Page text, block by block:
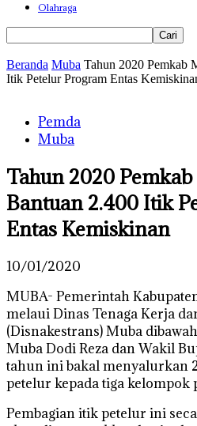
Olahraga
Beranda Muba Tahun 2020 Pemkab
Itik Petelur Program Entas
Pemda
Muba
Tahun 2020
Bantuan 2.400 Itik
Entas Kemiskinan
10/01/2020
MUBA- Pemerintah
melaui Dinas Tenaga Kerja
(Disnakestrans) Muba
Muba Dodi Reza dan Wakil
tahun ini bakal menyalurkan
petelur kepada tiga kelompok
Pembagian itik petelur ini